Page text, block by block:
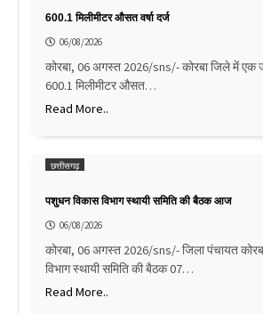
600.1 मिलीमीटर औसत वर्षा दर्ज
06/08/2026
कोरबा, 06 अगस्त 2026/sns/- कोरबा जिले में
600.1 मिलीमीटर औसत…
Read More..
छत्तीसगढ़
पशुधन विकास विभाग स्थायी समिति की बैठक आज
06/08/2026
कोरबा, 06 अगस्त 2026/sns/- जिला पंचायत
विभाग स्थायी समिति की बैठक 07…
Read More..